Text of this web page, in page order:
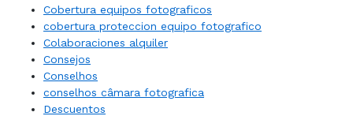
Cobertura equipos fotograficos
cobertura proteccion equipo fotografico
Colaboraciones alquiler
Consejos
Conselhos
conselhos câmara fotografica
Descuentos